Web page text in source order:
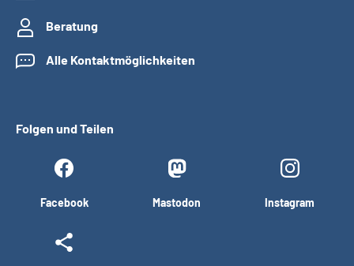
Beratung
Alle Kontaktmöglichkeiten
Folgen und Teilen
Facebook Mastodon Instagram